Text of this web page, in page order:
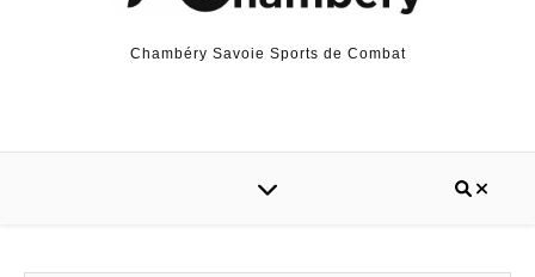
Chambéry Savoie Sports de Combat